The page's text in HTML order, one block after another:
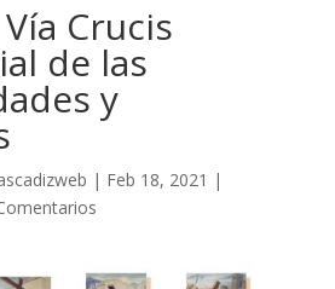
Crucis
de las
y
| Feb 18, 2021 |